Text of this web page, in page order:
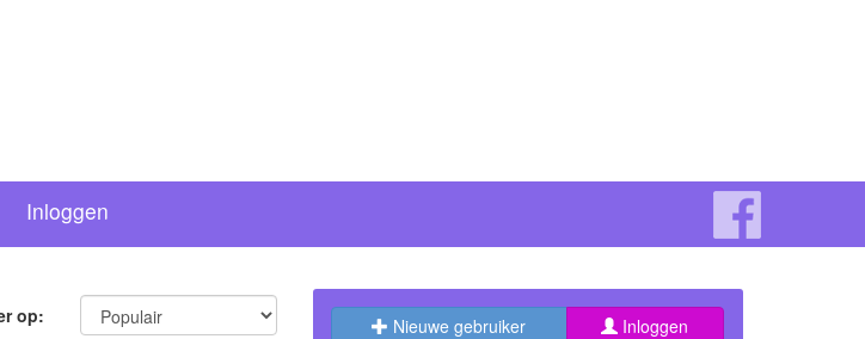
Inloggen
op: Nieuwe gebruiker Inloggen